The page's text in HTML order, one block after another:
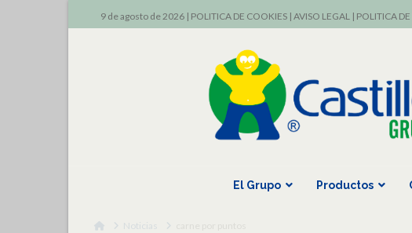
9 de agosto de 2026 | POLITICA DE COOKIES| AVISO LEGAL| POLITICA
El Grupo Productos
HomeNoticias